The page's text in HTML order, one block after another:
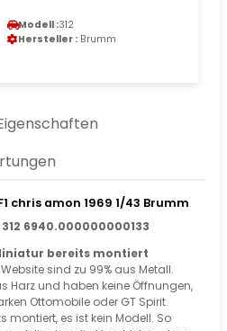
Modell :312
Hersteller : Brumm
chris amon 1969 1/43 Brumm
6940.000000000133
bereits montiert
sind zu 99% aus Metall.
Harz und haben keine Öffnungen,
Ottomobile oder GT Spirit.
montiert, es ist kein Modell. So